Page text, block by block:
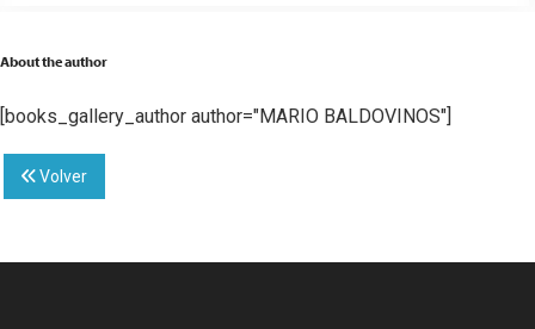
About the author
[books_gallery_author author="MARIO BALDOVINOS"]
Volver